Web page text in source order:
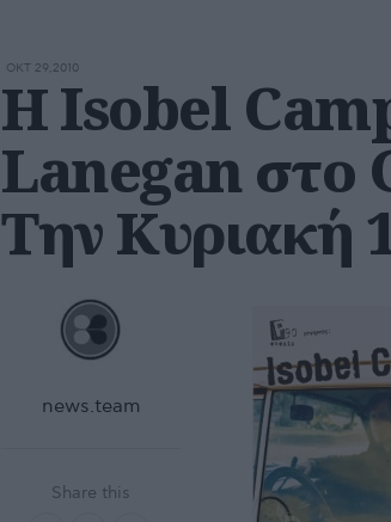
ΟΚΤ 29,2010
Η Isobel
Lanegan στο
Την Κυριακή
news.team
Share this